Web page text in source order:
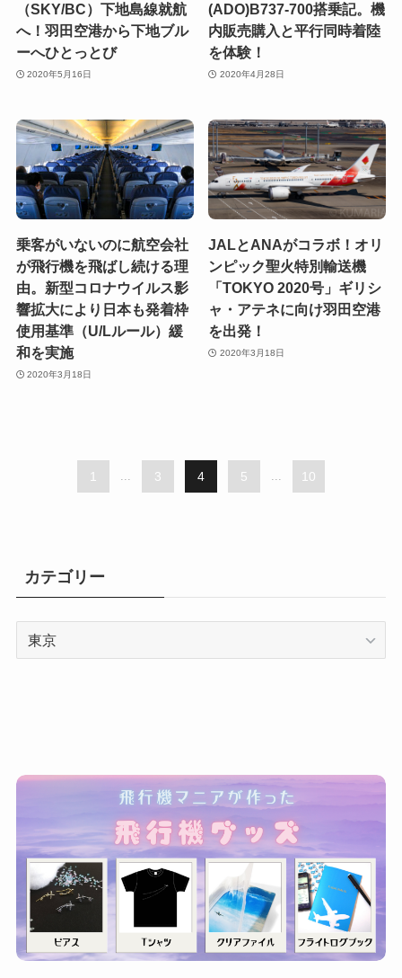
（SKY/BC）下地島線就航
へ！羽田空港から下地ブル
ーへひとっとび
2020年5月16日
(ADO)B737-700搭乗記。機
内販売購入と平行同時着陸
を体験！
2020年4月28日
乗客がいないのに航空会社
が飛行機を飛ばし続ける理
由。新型コロナウイルス影
響拡大により日本も発着枠
使用基準（U/Lルール）緩
和を実施
2020年3月18日
JALとANAがコラボ！オリ
ンピック聖火特別輸送機
「TOKYO 2020号」ギリシ
ャ・アテネに向け羽田空港
を出発！
2020年3月18日
1 ... 3 4 5 ... 10
カテゴリー
カ